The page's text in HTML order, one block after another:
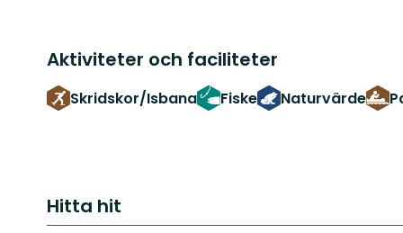
Aktiviteter och faciliteter
Skridskor/Isbana Fiske Naturvärde
Hitta hit